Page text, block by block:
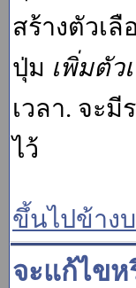
สร้างตัวเ
ปุ่ม เพิ่มตัว
เวลา. จะ
ไว้
ขึ้นไปข้าง
จะแก้ไขห